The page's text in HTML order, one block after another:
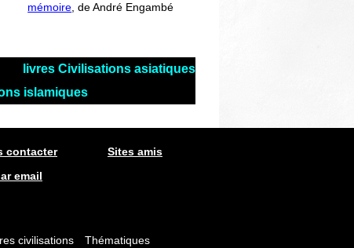
mémoire, de André Engambé
livres Civilisations asiatiques
islamiques
contacter
Sites amis
email
civilisations Thématiques